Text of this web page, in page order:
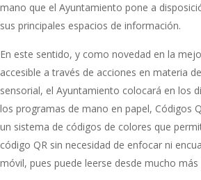
mano que el Ayuntamiento pone a
sus principales espacios de información.
En este sentido, y como novedad en la
accesible a través de acciones en materia
sensorial, el Ayuntamiento colocará en los
los programas de mano en papel, Códigos
un sistema de códigos de colores que
código QR sin necesidad de enfocar ni
móvil, pues puede leerse desde mucho más